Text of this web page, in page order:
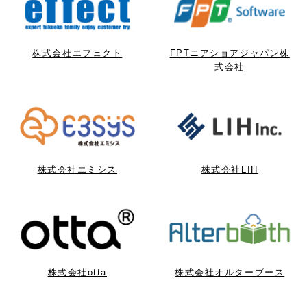
株式会社エフェクト
FPTニアショアジャパン株
式会社
株式会社エミシス 株式会社LIH
株式会社otta 株式会社オルターブース